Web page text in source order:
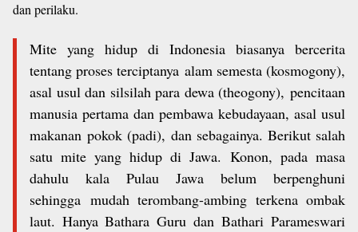
dan perilaku.
Mite yang hidup di Indonesia biasanya bercerita
tentang proses terciptanya alam semesta (kosmogony),
asal usul dan silsilah para dewa (theogony), pencitaan
manusia pertama dan pembawa kebudayaan, asal usul
makananpokok (padi), dan sebagainya. Berikut salah
satu mite yang hidup di Jawa. Konon, pada masa
dahulu kala Pulau Jawa belum berpenghuni
sehingga mudah terombang-ambing terkena ombak
laut. Hanya Bathara Guru danBathari Parameswari